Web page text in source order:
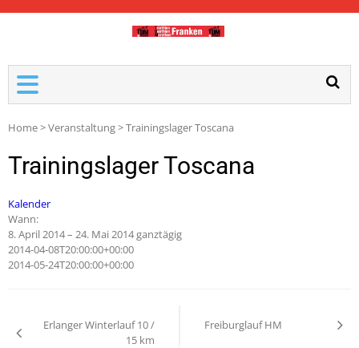
Home>Veranstaltung>Trainingslager Toscana
Trainingslager Toscana
Kalender
Wann:
8. April 2014 – 24. Mai 2014ganztägig
2014-04-08T20:00:00+00:00
2014-05-24T20:00:00+00:00
Erlanger Winterlauf 10 /
15 km
Freiburglauf HM